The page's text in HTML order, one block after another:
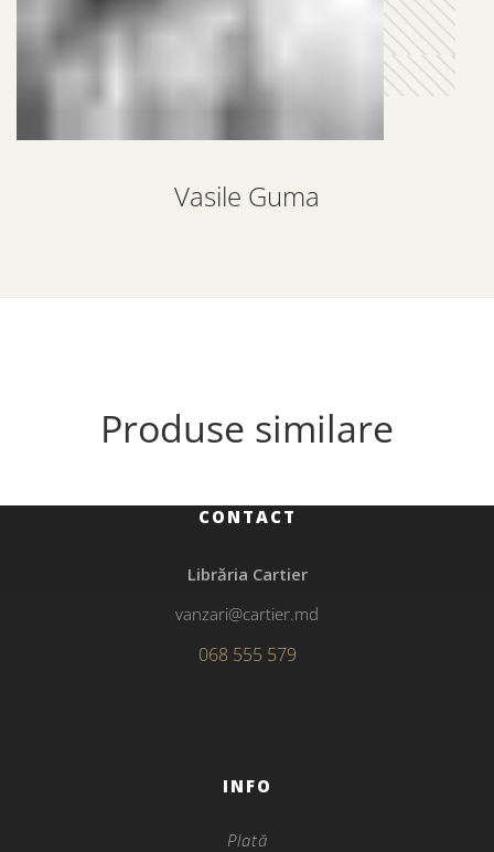
Vasile Guma
Produse similare
CONTACT
Librăria Cartier
vanzari@cartier.md
068 555 579
INFO
Plată